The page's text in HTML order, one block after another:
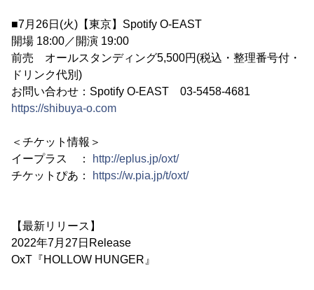
■7月26日(火)【東京】Spotify O-EAST
開場 18:00／開演 19:00
前売 オールスタンディング5,500円(税込・整理番号付・
ドリンク代別)
お問い合わせ：Spotify O-EAST 03-5458-4681
https://shibuya-o.com
＜チケット情報＞
イープラス ：
http://eplus.jp/oxt/
チケットぴあ：
https://w.pia.jp/t/oxt/
【最新リリース】
2022年7月27日Release
OxT『HOLLOW HUNGER』